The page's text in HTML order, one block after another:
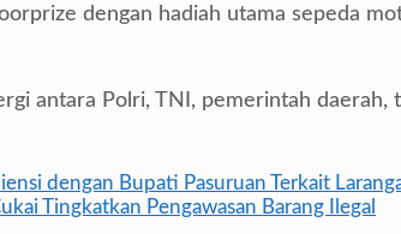
dengan hadiah utama sepeda
antara Polri, TNI, pemerintah
dengan Bupati Pasuruan Terkait
Tingkatkan Pengawasan Barang Ilegal